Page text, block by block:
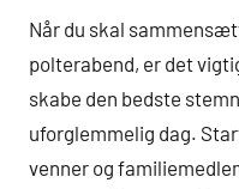
Når du skal
polterabend, er det
skabe den bedste
uforglemmelig dag.
venner og